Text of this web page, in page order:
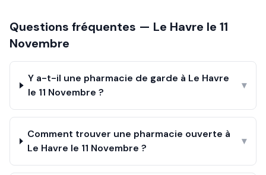
Questions fréquentes — Le Havre le 11
Novembre
Y a-t-il une pharmacie de garde à Le Havre
le 11 Novembre ?
▾
Comment trouver une pharmacie ouverte à
Le Havre le 11 Novembre ?
▾